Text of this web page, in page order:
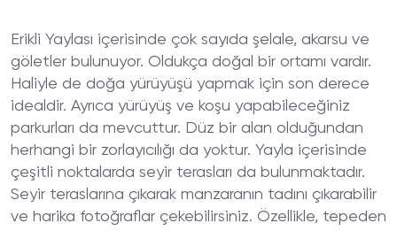
Erikli Yaylası içerisinde çok sayıda şelale, akarsu ve
göletler bulunuyor. Oldukça doğal bir ortamı vardır.
Haliyle de doğa yürüyüşü yapmak için son derece
idealdir. Ayrıca yürüyüş ve koşu yapabileceğiniz
parkurları da mevcuttur. Düz bir alan olduğundan
herhangi bir zorlayıcılığı da yoktur. Yayla içerisinde
çeşitli noktalarda seyir terasları da bulunmaktadır.
Seyir teraslarına çıkarak manzaranın tadını çıkarabilir
ve harika fotoğraflar çekebilirsiniz. Özellikle, tepeden